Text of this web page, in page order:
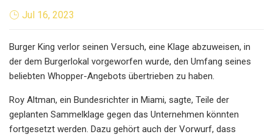
Jul 16, 2023
Burger King verlor seinen Versuch, eine Klage abzuweisen, in
der dem Burgerlokal vorgeworfen wurde, den Umfang seines
beliebten Whopper-Angebots übertrieben zu haben.
Roy Altman, ein Bundesrichter in Miami, sagte, Teile der
geplanten Sammelklage gegen das Unternehmen könnten
fortgesetzt werden. Dazu gehört auch der Vorwurf, dass